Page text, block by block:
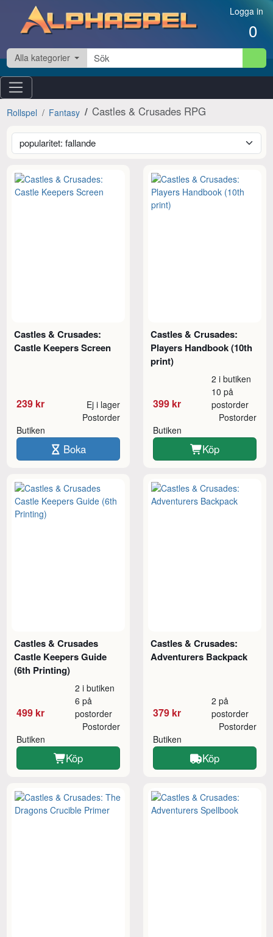
Hoppa till innehåll Logga in
0
Alla kategorier
Rollspel Fantasy Castles & Crusades RPG
Castles & Crusades:
Castle Keepers Screen
239 kr Ej i lager
Butiken
Postorder
Boka
Castles & Crusades:
Players Handbook (10th
print)
399 kr
2 i butiken
10 på
postorder
Butiken
Postorder
Köp
Castles & Crusades
Castle Keepers Guide
(6th Printing)
499 kr
2 i butiken
6 på
postorder
Butiken
Postorder
Köp
Castles & Crusades:
Adventurers Backpack
379 kr
2 på
postorder
Butiken
Postorder
Köp